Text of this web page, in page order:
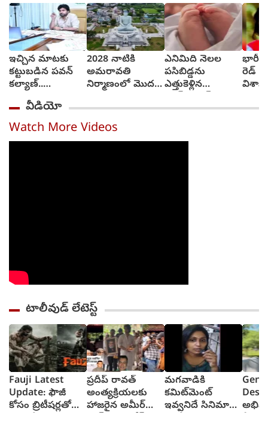
ఇచ్చిన మాటకు
కట్టుబడిన పవన్
కల్యాణ్..
కళకళలాడుతున్న
రోడ్లు
2028 నాటికి
అమరావతి
నిర్మాణంలో మొదటి
వంగలపూడి అనిత
ఎనిమిది నెలల
పసిబిడ్డను
ఎత్తుకెళ్లిన
మూడు గంటల్లో
భారీ
రెడ్
విశాఖ
వీడియో
Watch More Videos
టాలీవుడ్ లేటెస్ట్
Fauji Latest
Update: ఫౌజీ
కోసం బ్రిటీషర్లతో
ప్రదీప్ రావత్
అంత్యక్రియలకు
హాజరైన అమీర్
మగవాడికి
కమిట్‌మెంట్
ఇవ్వనిదే సినిమా